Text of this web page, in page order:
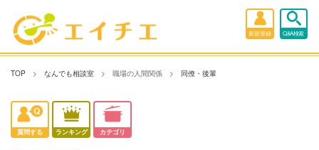
新規登録 Q&A検索
TOP なんでも相談室 職場の人間関係 同僚・後輩
質問する ランキング カテゴリ